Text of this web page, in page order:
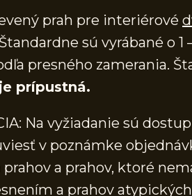
prah pre interiérové
sú vyrábané o
presného zamerania.
prípustná.
Na vyžiadanie sú
v poznámke
a prahov, ktoré
a prahov